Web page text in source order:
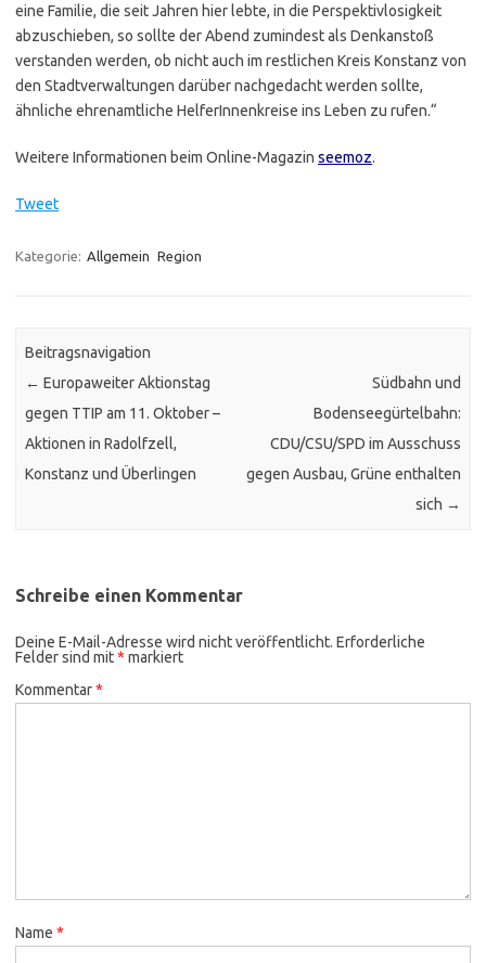
eine Familie, die seit Jahren hier lebte, in die Perspektivlosigkeit
abzuschieben, so sollte der Abend zumindest als Denkanstoß
verstanden werden, ob nicht auch im restlichen Kreis Konstanz von
den Stadtverwaltungen darüber nachgedacht werden sollte,
ähnliche ehrenamtliche HelferInnenkreise ins Leben zu rufen.“
Weitere Informationen beim Online-Magazin seemoz.
Tweet
Kategorie: Allgemein Region
Beitragsnavigation
← Europaweiter Aktionstag
gegen TTIP am 11. Oktober –
Aktionen in Radolfzell,
Konstanz und Überlingen
Südbahn und
Bodenseegürtelbahn:
CDU/CSU/SPD im Ausschuss
gegen Ausbau, Grüne enthalten
sich →
Schreibe einen Kommentar
Deine E-Mail-Adresse wird nicht veröffentlicht. Erforderliche
Felder sind mit* markiert
Kommentar*
Name *